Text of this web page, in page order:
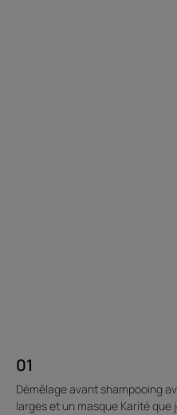
01
Démêlage avant shampooing
larges et un masque Karité que